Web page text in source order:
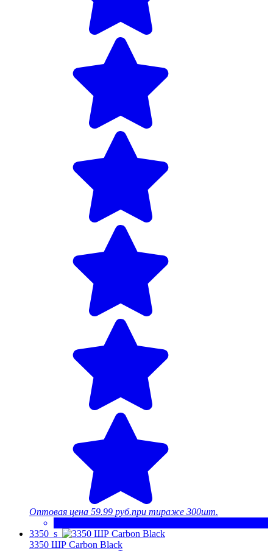
Оптовая цена 59.99 руб.при тираже 300шт.
3350_s
3350 ШР Carbon Black